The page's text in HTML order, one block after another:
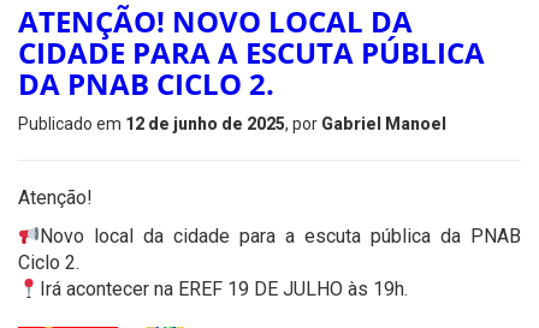
ATENÇÃO! NOVO LOCAL DA
CIDADE PARA A ESCUTA PÚBLICA
DA PNAB CICLO 2.
Publicado em 12 de junho de 2025, por Gabriel Manoel
Atenção!
Novo local da cidade para a escuta pública da PNAB
Ciclo 2.
Irá acontecer na EREF 19 DE JULHO às 19h.